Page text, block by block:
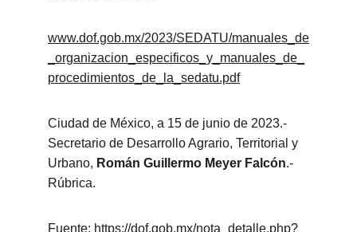
www.dof.gob.mx/2023/SEDATU/manuales_de
_organizacion_especificos_y_manuales_de_
procedimientos_de_la_sedatu.pdf
Ciudad de México, a 15 de junio de 2023.-
Secretario de Desarrollo Agrario, Territorial y
Urbano, Román Guillermo Meyer Falcón.-
Rúbrica.
Fuente: https://dof.gob.mx/nota_detalle.php?